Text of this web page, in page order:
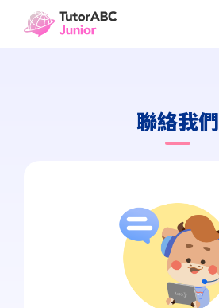
聯絡我們